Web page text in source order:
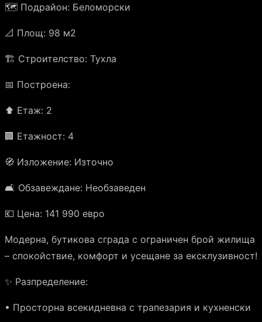
🗺️ Подрайон: Беломорски
📐 Площ: 98 м2
🏗️ Строителство: Тухла
📅 Построена:
⬆️ Етаж: 2
🏢 Етажност: 4
🧭 Изложение: Източно
🛋️ Обзавеждане: Необзаведен
💶 Цена: 141 990 евро
Модерна, бутикова сграда с ограничен брой жилища
– спокойствие, комфорт и усещане за ексклузивност!
✨ Разпределение:
• Просторна всекидневна с трапезария и кухненски